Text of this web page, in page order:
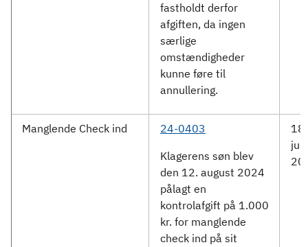
fastholdt derfor
afgiften, da ingen
særlige
omstændigheder
kunne føre til
annullering.
Manglende Check ind
24-0403
Klagerens søn blev
den 12. august 2024
pålagt en
kontrolafgift på 1.000
kr. for manglende
check ind på sit
18.
juni